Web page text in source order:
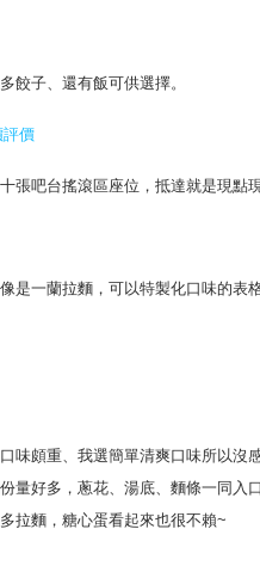
餃子、還有飯可供選擇。
張吧台搖滾區座位，抵達就是現點現
是一蘭拉麵，可以特製化口味的
味頗重、我選簡單清爽口味所以沒
量好多，蔥花、湯底、麵條一同入
拉麵，糖心蛋看起來也很不賴~